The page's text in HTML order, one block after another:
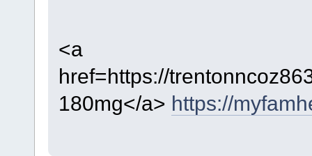
<a
href=https://
180mg</a> https://